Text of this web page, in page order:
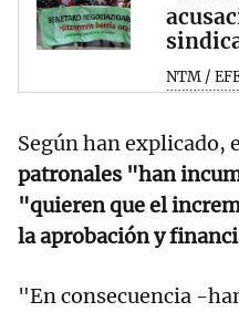
NTM /
Según han explicado,
patronales "han
"quieren que el
la aprobación y
"En consecuencia -